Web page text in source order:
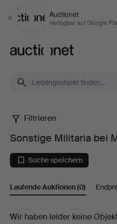
Schließen
Auctionet
Verfügbar auf Google
Sonstige
Militaria
bei
Mauritz
Filtrieren
Sonstige Militaria bei
Suche speichern
Laufende Auktionen(0)
Laufende
Wir haben leider keine